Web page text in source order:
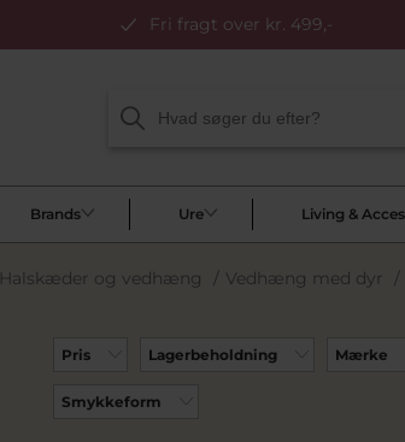
Fri fragt over kr. 499,-
Brands Ure Living &
Halskæder og vedhæng / Vedhæng med dyr /
Pris Lagerbeholdning Mærke
Smykkeform